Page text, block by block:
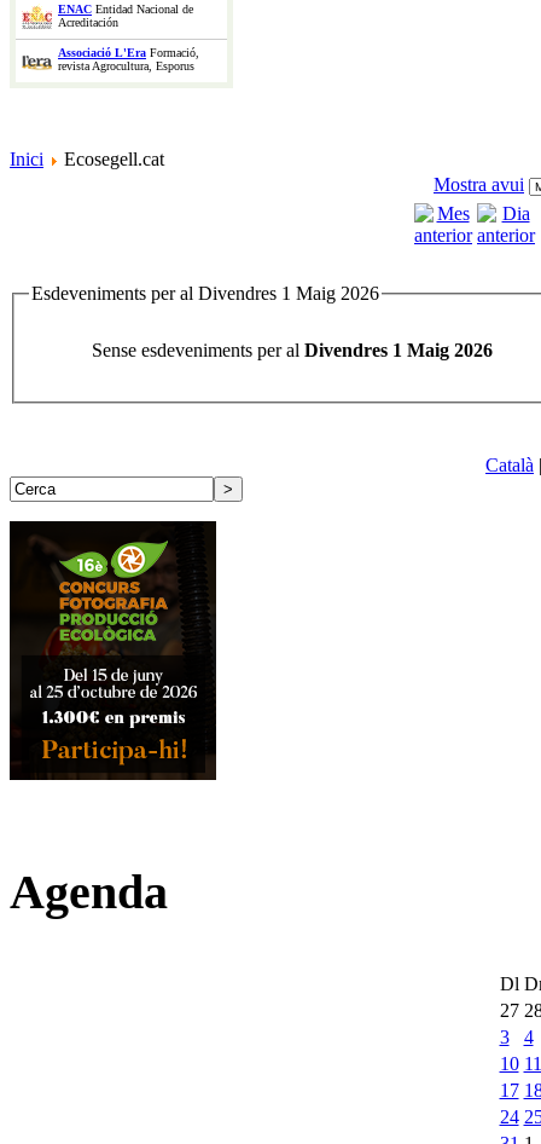
ENAC Entidad Nacional de
Acreditación
Associació L'Era Formació,
revista Agrocultura, Esporus
Inici
Ecosegell.cat
Mostra avui
Esdeveniments per al Divendres 1 Maig 2026
Sense esdeveniments per al Divendres 1 Maig 2026
Català
Agenda
Dl
27
3
4
10 11
17
24